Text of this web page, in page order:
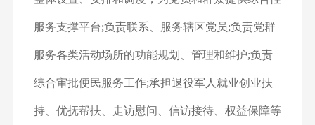
服务支撑平台;负责联系、服务辖区党员;负责党群
服务各类活动场所的功能规划、管理和维护;负责
综合审批便民服务工作;承担退役军人就业创业扶
持、优抚帮扶、走访慰问、信访接待、权益保障等